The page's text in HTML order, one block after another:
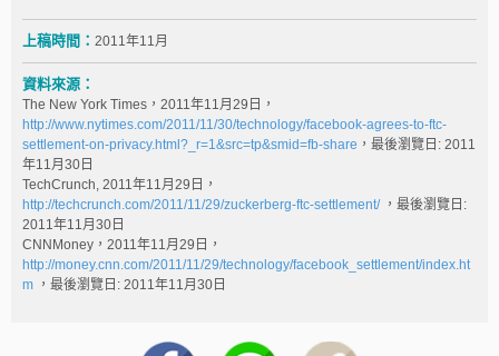
上稿時間： 2011年11月
資料來源：
The New York Times，2011年11月29日，
http://www.nytimes.com/2011/11/30/technology/facebook-agrees-to-ftc-
settlement-on-privacy.html?_r=1&src=tp&smid=fb-share ，最後瀏覽日: 2011
年11月30日
TechCrunch, 2011年11月29日，
http://techcrunch.com/2011/11/29/zuckerberg-ftc-settlement/，最後瀏覽日:
2011年11月30日
CNNMoney，2011年11月29日，
http://money.cnn.com/2011/11/29/technology/facebook_settlement/index.ht
m ，最後瀏覽日: 2011年11月30日